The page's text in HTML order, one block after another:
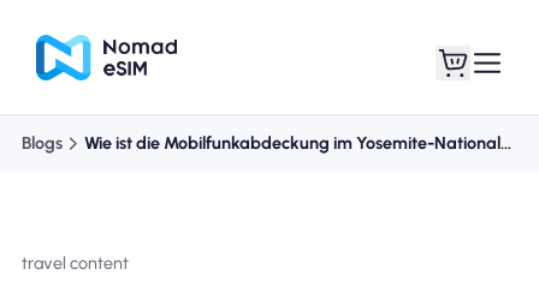
Blogs Wie ist die Mobilfunkabdeckung im Yosemite-Nationalpark?
travel content